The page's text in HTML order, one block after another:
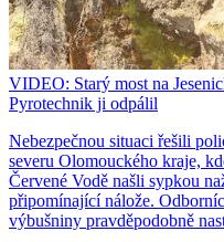
VIDEO: Starý most na
Pyrotechnik ji odpálil
Nebezpečnou situaci řešili
severu Olomouckého kraje,
Červené Vodě našli sypkou
připomínající nálože.
výbušniny pravděpodobně